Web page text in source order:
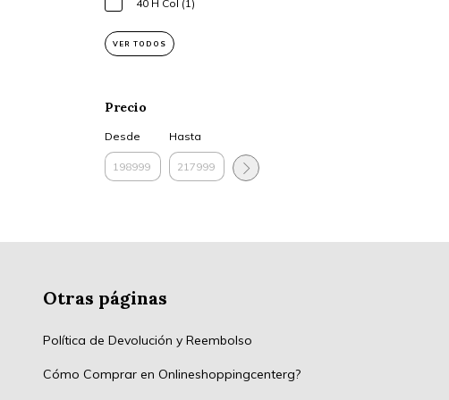
40 H Col (1)
VER TODOS
Precio
Desde Hasta
Otras páginas
Política de Devolución y Reembolso
Cómo Comprar en Onlineshoppingcenterg?